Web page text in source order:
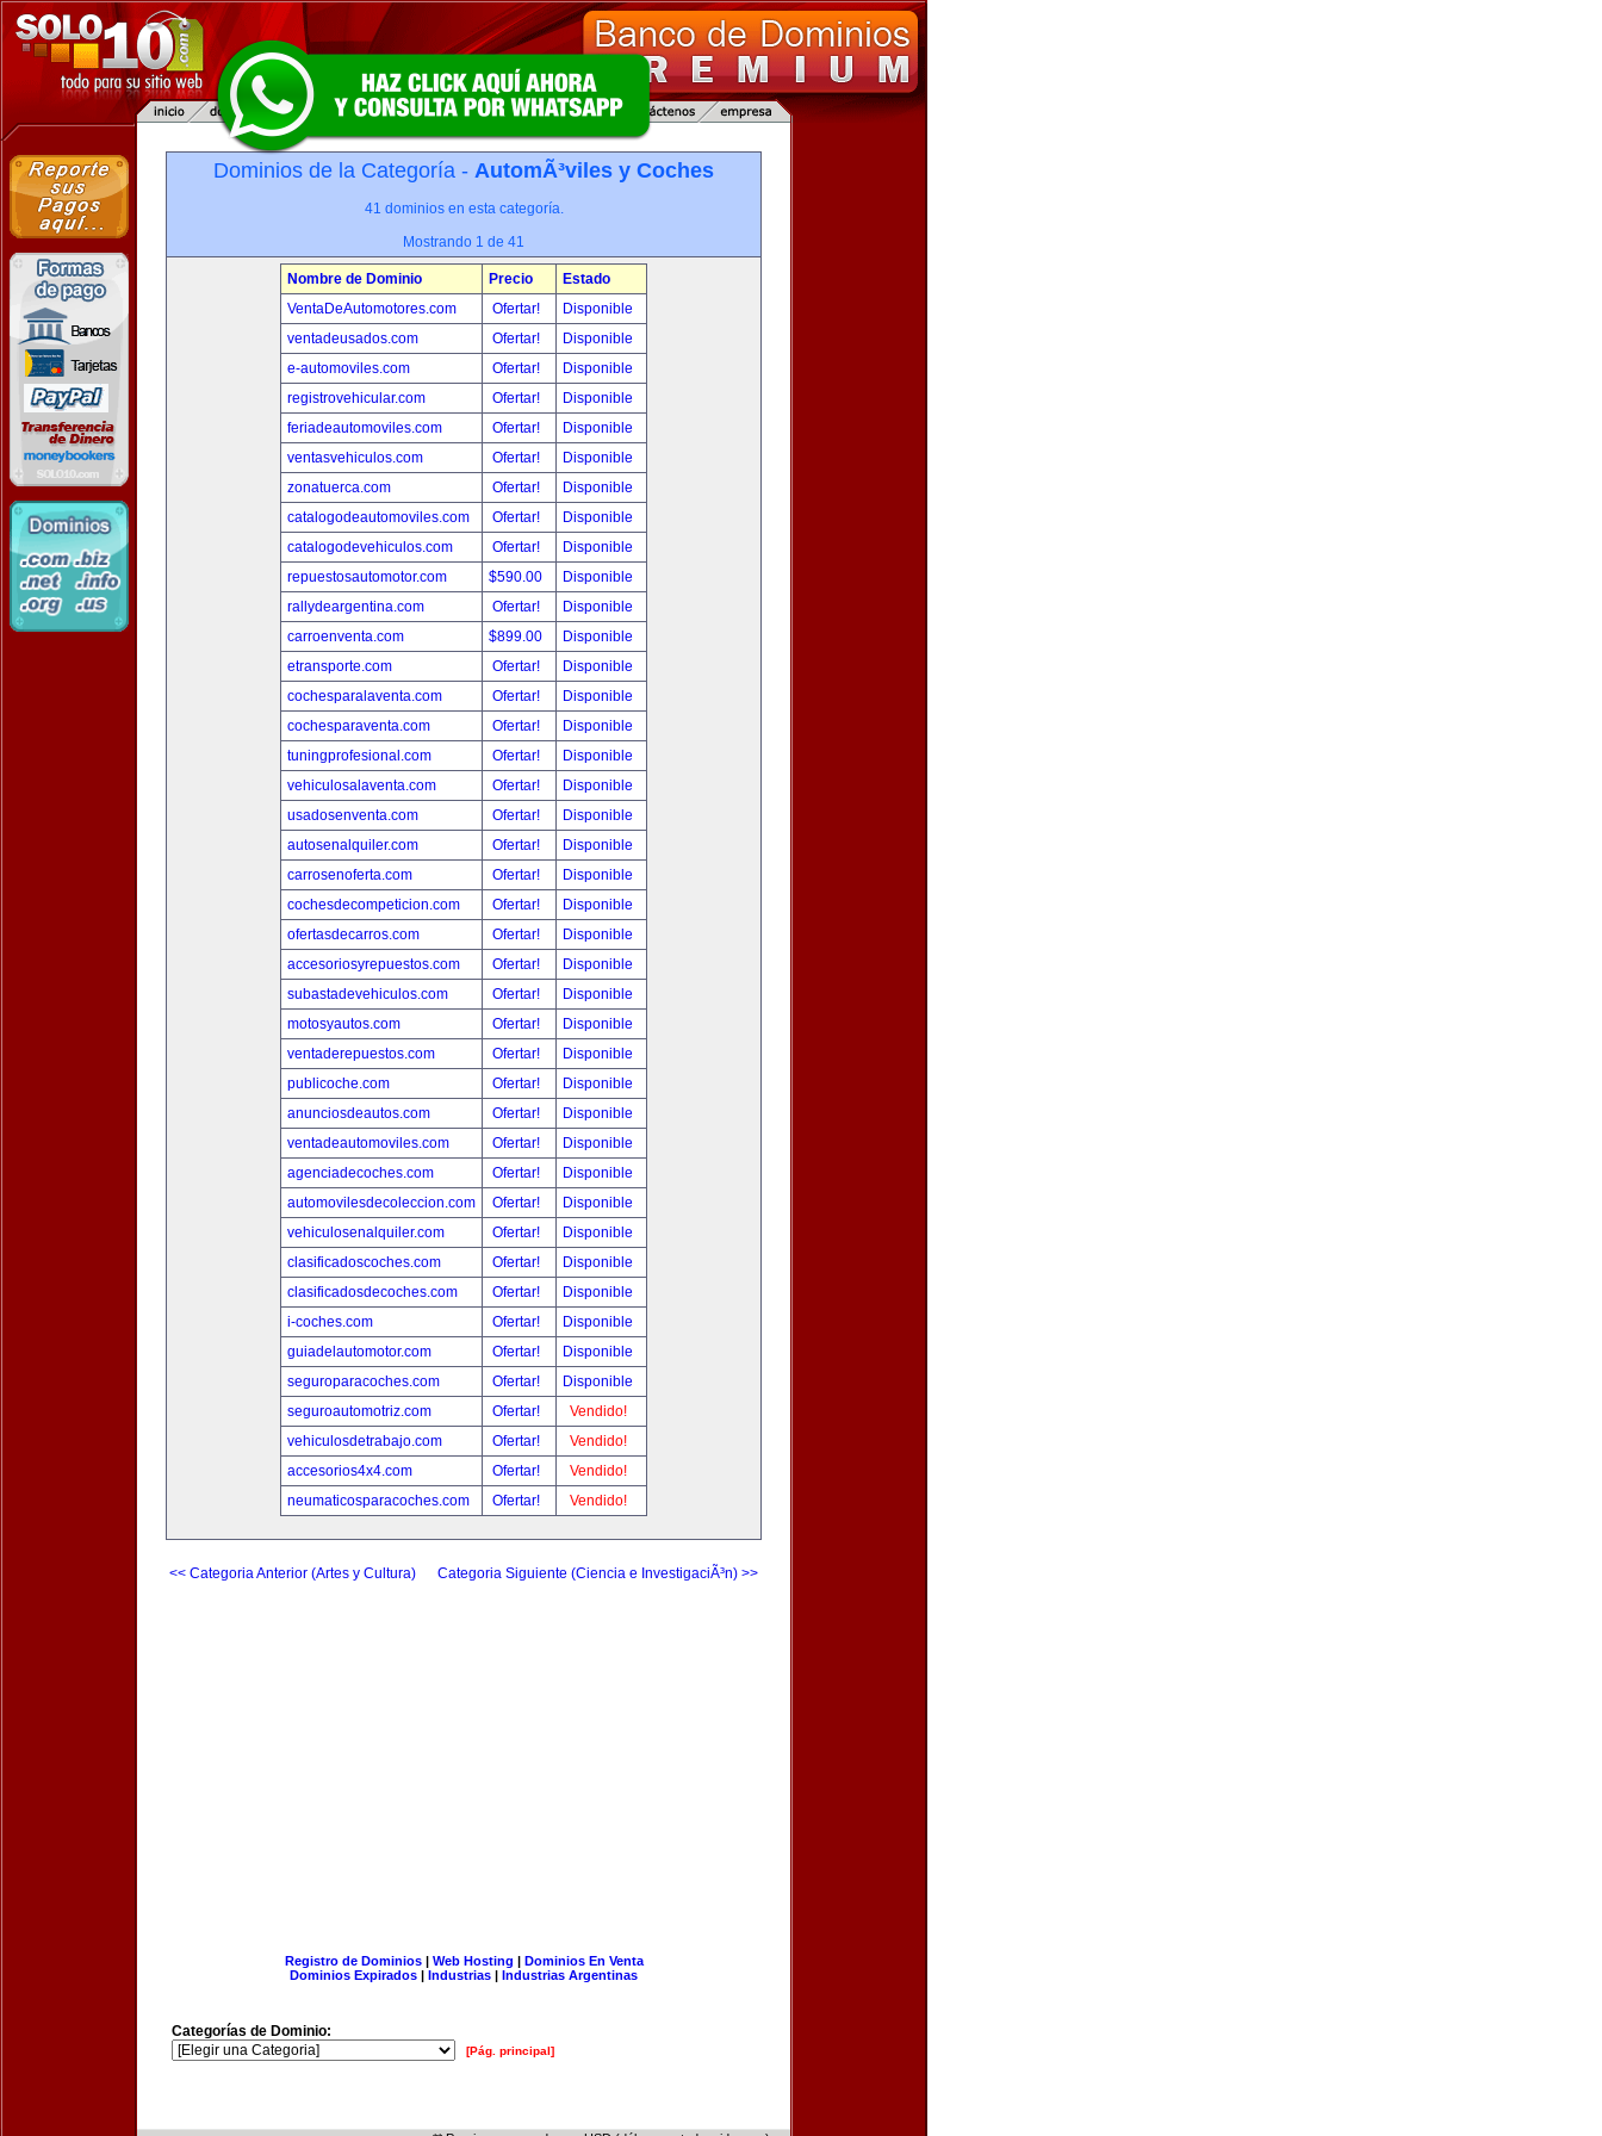
Dominios de la Categoría - AutomÃ³viles y Coches
41 dominios en esta categoría.
Mostrando 1 de 41
Nombre de Dominio Precio
Estado
VentaDeAutomotores.com
Ofertar!
Disponible
ventadeusados.com
Ofertar!
Disponible
e-automoviles.com
Ofertar!
Disponible
registrovehicular.com
Ofertar!
Disponible
feriadeautomoviles.com
Ofertar!
Disponible
ventasvehiculos.com
Ofertar!
Disponible
zonatuerca.com
Ofertar!
Disponible
catalogodeautomoviles.com
Ofertar!
Disponible
catalogodevehiculos.com
Ofertar!
Disponible
repuestosautomotor.com
$590.00
Disponible
rallydeargentina.com
Ofertar!
Disponible
carroenventa.com
$899.00
Disponible
etransporte.com
Ofertar!
Disponible
cochesparalaventa.com
Ofertar!
Disponible
cochesparaventa.com
Ofertar!
Disponible
tuningprofesional.com
Ofertar!
Disponible
vehiculosalaventa.com
Ofertar!
Disponible
usadosenventa.com
Ofertar!
Disponible
autosenalquiler.com
Ofertar!
Disponible
carrosenoferta.com
Ofertar!
Disponible
cochesdecompeticion.com
Ofertar!
Disponible
ofertasdecarros.com
Ofertar!
Disponible
accesoriosyrepuestos.com
Ofertar!
Disponible
subastadevehiculos.com
Ofertar!
Disponible
motosyautos.com
Ofertar!
Disponible
ventaderepuestos.com
Ofertar!
Disponible
publicoche.com
Ofertar!
Disponible
anunciosdeautos.com
Ofertar!
Disponible
ventadeautomoviles.com
Ofertar!
Disponible
agenciadecoches.com
Ofertar!
Disponible
automovilesdecoleccion.com
Ofertar!
Disponible
vehiculosenalquiler.com
Ofertar!
Disponible
clasificadoscoches.com
Ofertar!
Disponible
clasificadosdecoches.com
Ofertar!
Disponible
i-coches.com
Ofertar!
Disponible
guiadelautomotor.com
Ofertar!
Disponible
seguroparacoches.com
Ofertar!
Disponible
seguroautomotriz.com
Ofertar!
Vendido!
vehiculosdetrabajo.com
Ofertar!
Vendido!
accesorios4x4.com
Ofertar!
Vendido!
neumaticosparacoches.com
Ofertar! Vendido!
<< Categoria Anterior (Artes y Cultura) Categoria Siguiente (Ciencia e InvestigaciÃ³n) >>
Registro de Dominios| Web Hosting | Dominios En Venta
Dominios Expirados | Industrias | Industrias Argentinas
Categorías de Dominio:
[Pág. principal]